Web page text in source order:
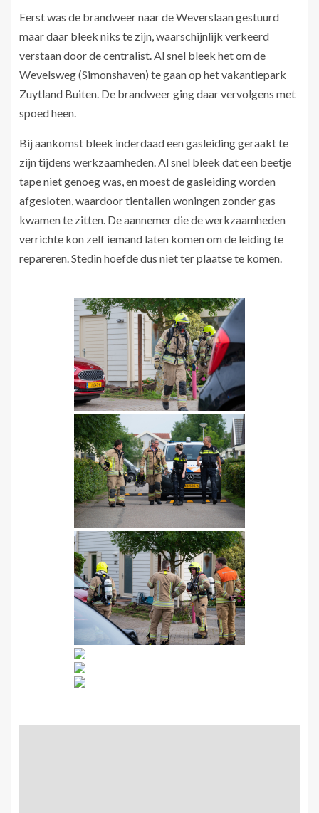
Eerst was de brandweer naar de Weverslaan gestuurd
maar daar bleek niks te zijn, waarschijnlijk verkeerd
verstaan door de centralist. Al snel bleek het om de
Wevelsweg (Simonshaven) te gaan op het vakantiepark
Zuytland Buiten. De brandweer ging daar vervolgens met
spoed heen.
Bij aankomst bleek inderdaad een gasleiding geraakt te
zijn tijdens werkzaamheden. Al snel bleek dat een beetje
tape niet genoeg was, en moest de gasleiding worden
afgesloten, waardoor tientallen woningen zonder gas
kwamen te zitten. De aannemer die de werkzaamheden
verrichte kon zelf iemand laten komen om de leiding te
repareren. Stedin hoefde dus niet ter plaatse te komen.